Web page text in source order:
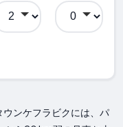
ンケフラビクには、パ